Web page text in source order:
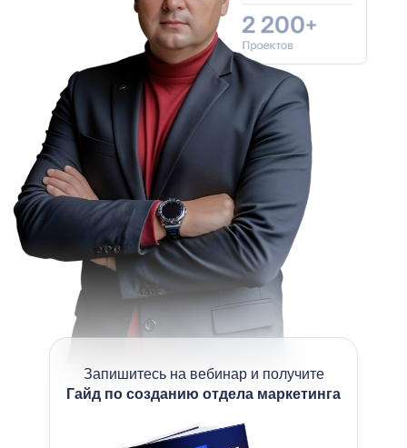
Запишитесь на вебинар и получите
Гайд по созданию отдела маркетинга